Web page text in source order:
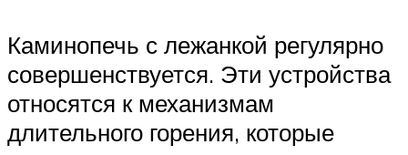
Каминопечь с лежанкой регулярно
совершенствуется. Эти устройства
относятся к механизмам
длительного горения, которые